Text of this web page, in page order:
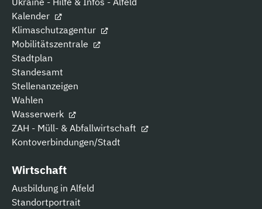
Kalender
Klimaschutzagentur
Mobilitätszentrale
Stadtplan
Standesamt
Stellenanzeigen
Wahlen
Wasserwerk
ZAH - Müll- & Abfallwirtschaft
Kontoverbindungen/Stadt
Wirtschaft
Ausbildung in Alfeld
Standortportrait